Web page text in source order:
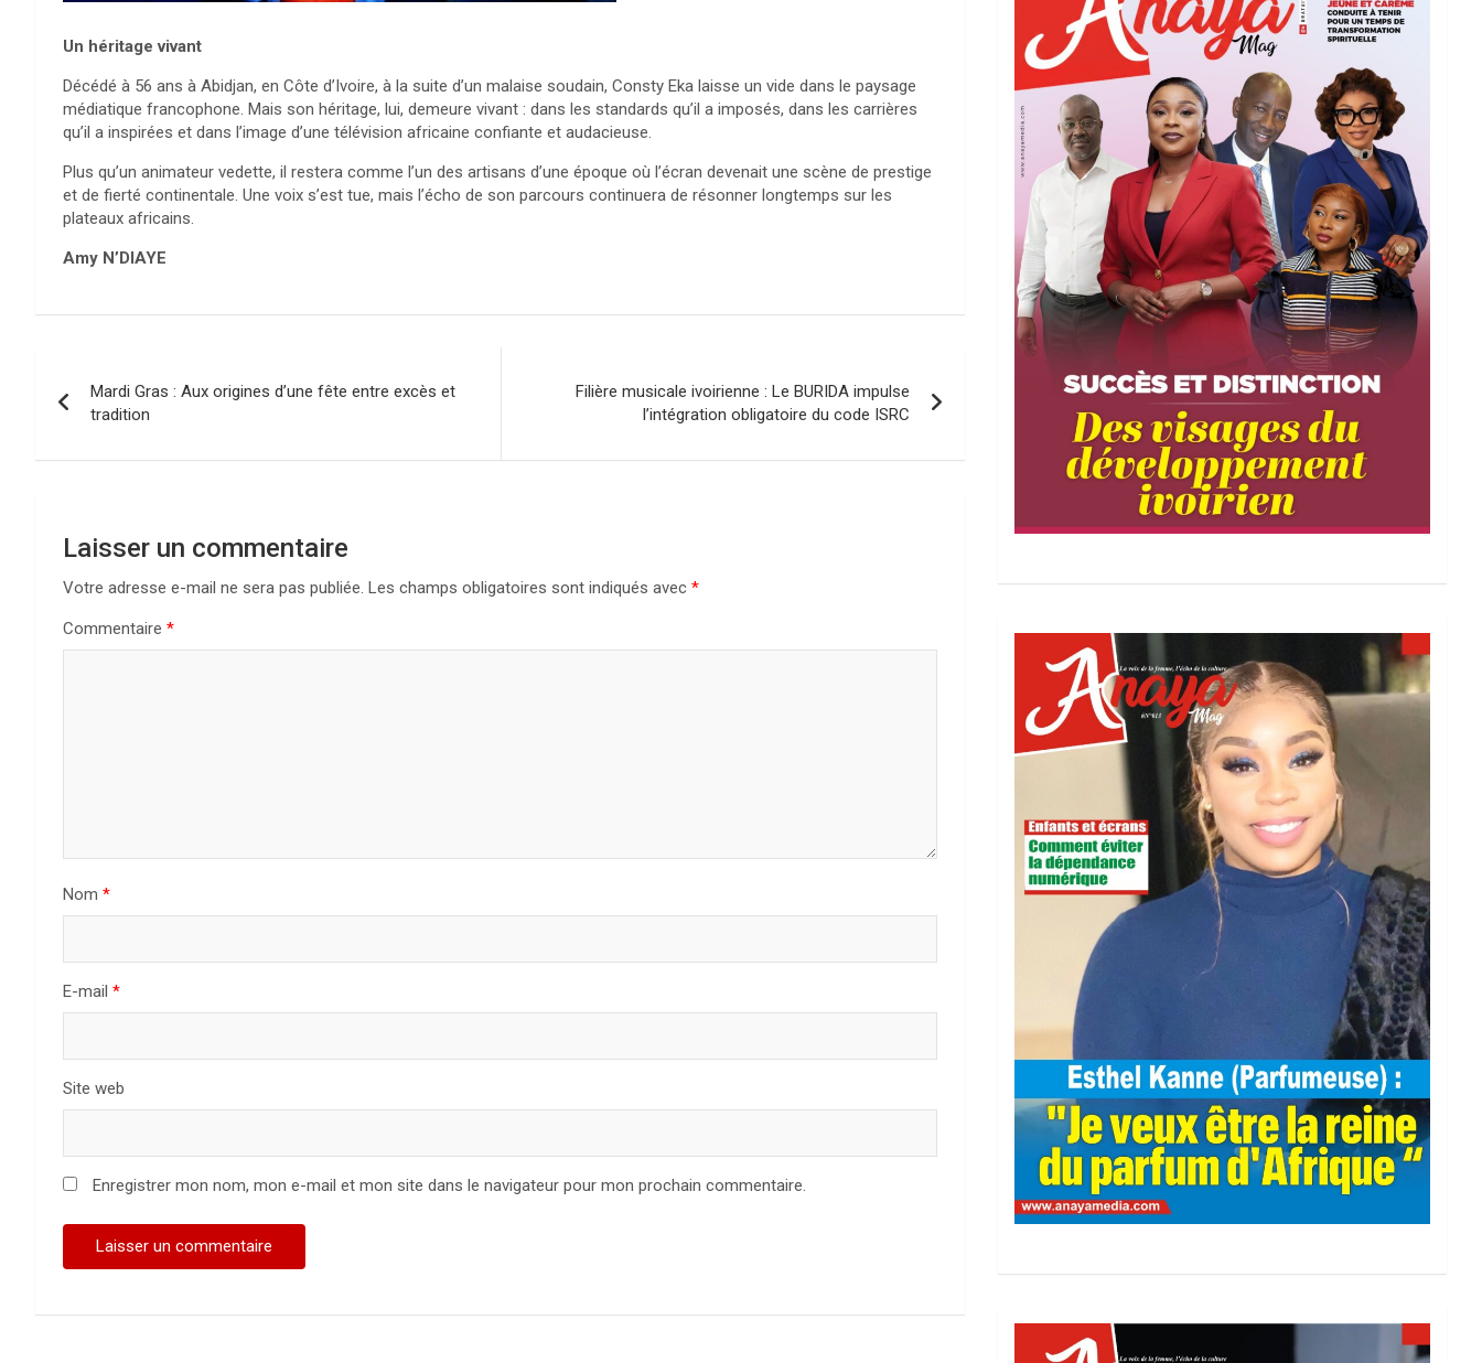
Un héritage vivant
Décédé à 56 ans à Abidjan, en Côte d’Ivoire, à la suite d’un malaise soudain, Consty Eka laisse un vide dans le paysage
médiatique francophone. Mais son héritage, lui, demeure vivant : dans les standards qu’il a imposés, dans les carrières
qu’il a inspirées et dans l’image d’une télévision africaine confiante et audacieuse.
Plus qu’un animateur vedette, il restera comme l’un des artisans d’une époque où l’écran devenait une scène de prestige
et de fierté continentale. Une voix s’est tue, mais l’écho de son parcours continuera de résonner longtemps sur les
plateaux africains.
Amy N’DIAYE
de
l’article
Mardi Gras : Aux origines d’une fête entre excès et
tradition
Filière musicale ivoirienne : Le BURIDA impulse
l’intégration obligatoire du code ISRC
Laisser un commentaire
Votre adresse e-mail ne sera pas publiée. Les champs obligatoires sont indiqués avec *
Commentaire *
Nom *
E-mail *
Site web
Enregistrer mon nom, mon e-mail et mon site dans le navigateur pour mon prochain commentaire.